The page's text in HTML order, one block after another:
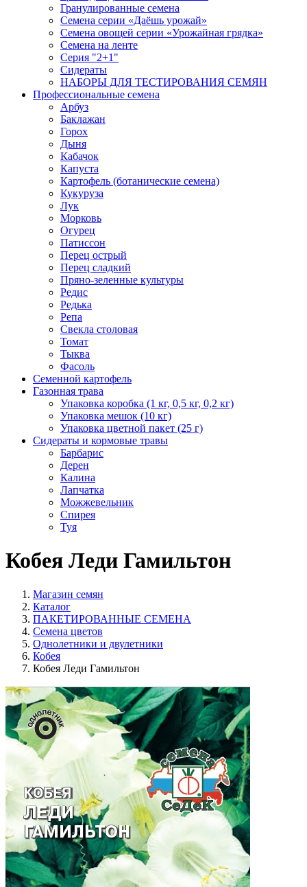
Гранулированные семена
Семена серии «Даёшь урожай»
Семена овощей серии «Урожайная грядка»
Семена на ленте
Серия "2+1"
Сидераты
НАБОРЫ ДЛЯ ТЕСТИРОВАНИЯ СЕМЯН
Профессиональные семена
Арбуз
Баклажан
Горох
Дыня
Кабачок
Капуста
Картофель (ботанические семена)
Кукуруза
Лук
Морковь
Огурец
Патиссон
Перец острый
Перец сладкий
Пряно-зеленные культуры
Редис
Редька
Репа
Свекла столовая
Томат
Тыква
Фасоль
Семенной картофель
Газонная трава
Упаковка коробка (1 кг, 0,5 кг, 0,2 кг)
Упаковка мешок (10 кг)
Упаковка цветной пакет (25 г)
Сидераты и кормовые травы
Барбарис
Дерен
Калина
Лапчатка
Можжевельник
Спирея
Туя
Кобея Леди Гамильтон
Магазин семян
Каталог
ПАКЕТИРОВАННЫЕ СЕМЕНА
Семена цветов
Однолетники и двулетники
Кобея
Кобея Леди Гамильтон